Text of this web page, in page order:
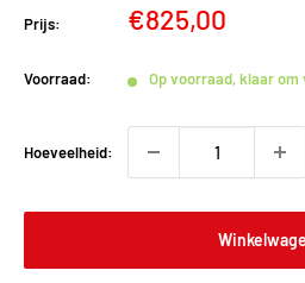
Prijs: Verkoopprijs
€825,00
Voorraad: Op voorraad, klaar
Hoeveelheid: